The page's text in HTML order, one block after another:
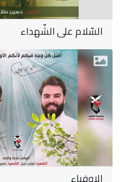
السّلام على الشّهداء